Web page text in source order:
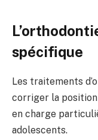
spécifique
Les traitements
corriger la position
en charge
adolescents.